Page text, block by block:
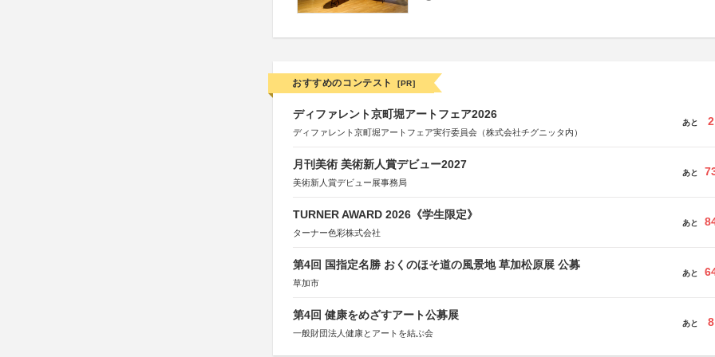
おすすめのコンテスト [PR]
ディファレント京町堀アートフェア2026
ディファレント京町堀アートフェア実行委員会（株式会社チグニッタ内）
あと 2
月刊美術 美術新人賞デビュー2027
美術新人賞デビュー展事務局
あと
TURNER AWARD 2026《学生限定》
ターナー色彩株式会社
あと
第4回 国指定名勝 おくのほそ道の風景地 草加松原展 公募
草加市
あと
第4回 健康をめざすアート公募展
一般財団法人健康とアートを結ぶ会
あと 8